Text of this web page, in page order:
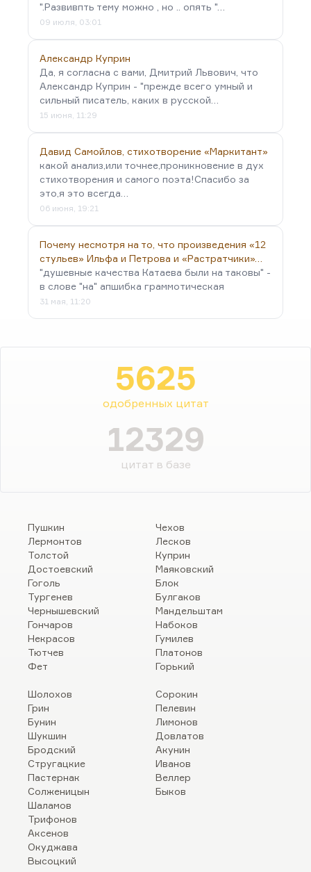
".Развивпть тему можно , но .. опять "…
09 июля, 03:01
Александр Куприн
Да, я согласна с вами, Дмитрий Львович, что
Александр Куприн - "прежде всего умный и
сильный писатель, каких в русской…
15 июня, 11:29
Давид Самойлов, стихотворение «Маркитант»
какой анализ,или точнее,проникновение в дух
стихотворения и самого поэта!Спасибо за
это,я это всегда…
06 июня, 19:21
Почему несмотря на то, что произведения «12
стульев» Ильфа и Петрова и «Растратчики»…
"душевные качества Катаева были на таковы" -
в слове "на" апшибка граммотическая
31 мая, 11:20
5625
одобренных цитат
12329
цитат в базе
Пушкин
Лермонтов
Толстой
Достоевский
Гоголь
Тургенев
Чернышевский
Гончаров
Некрасов
Тютчев
Фет
Чехов
Лесков
Куприн
Маяковский
Блок
Булгаков
Мандельштам
Набоков
Гумилев
Платонов
Горький
Шолохов
Грин
Бунин
Шукшин
Бродский
Стругацкие
Пастернак
Солженицын
Шаламов
Трифонов
Аксенов
Окуджава
Высоцкий
Сорокин
Пелевин
Лимонов
Довлатов
Акунин
Иванов
Веллер
Быков